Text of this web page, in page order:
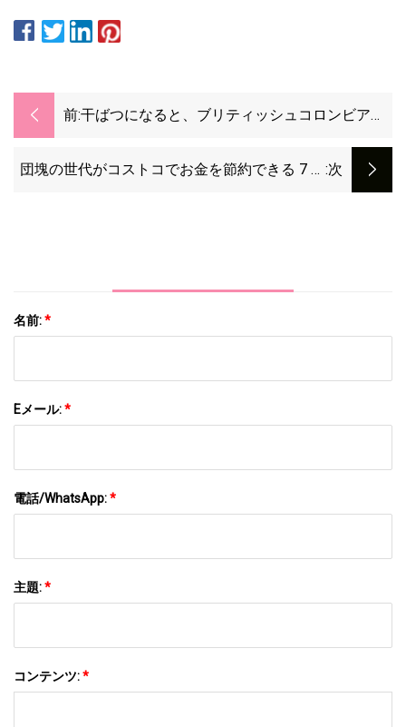
前:干ばつになると、ブリティッシュコロンビア州
団塊の世代がコストコでお金を節約できる 7 つ :次
名前:*
Eメール:*
電話/WhatsApp:*
主題:*
コンテンツ:*